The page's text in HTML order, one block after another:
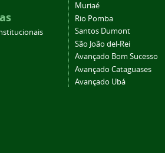
Muriaé
Rio Pomba
Santos Dumont
São João del-Rei
Avançado Bom Sucesso
Avançado Cataguases
Avançado Ubá